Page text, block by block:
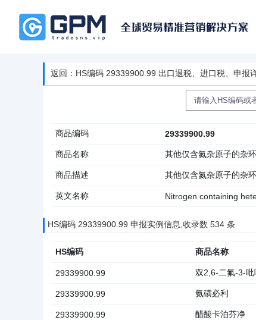
返回：HS编码 29339900.99 出口退税、进口税、申报
商品编码 29339900.99
商品名称 其他仅含氮杂原子的杂
商品描述 其他仅含氮杂原子的杂
英文名称 Nitrogen containing
HS编码 29339900.99 申报实例信息,收录数 534 条
HS编码 商品名称
29339900.99 双2,6-二氟-3-
29339900.99 氨磺必利
29339900.99 醋酸卡泊芬净